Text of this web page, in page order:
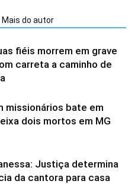
Mais do autor
fiéis morrem em grave
carreta a caminho de
missionários bate em
dois mortos em MG
Justiça determina
da cantora para casa